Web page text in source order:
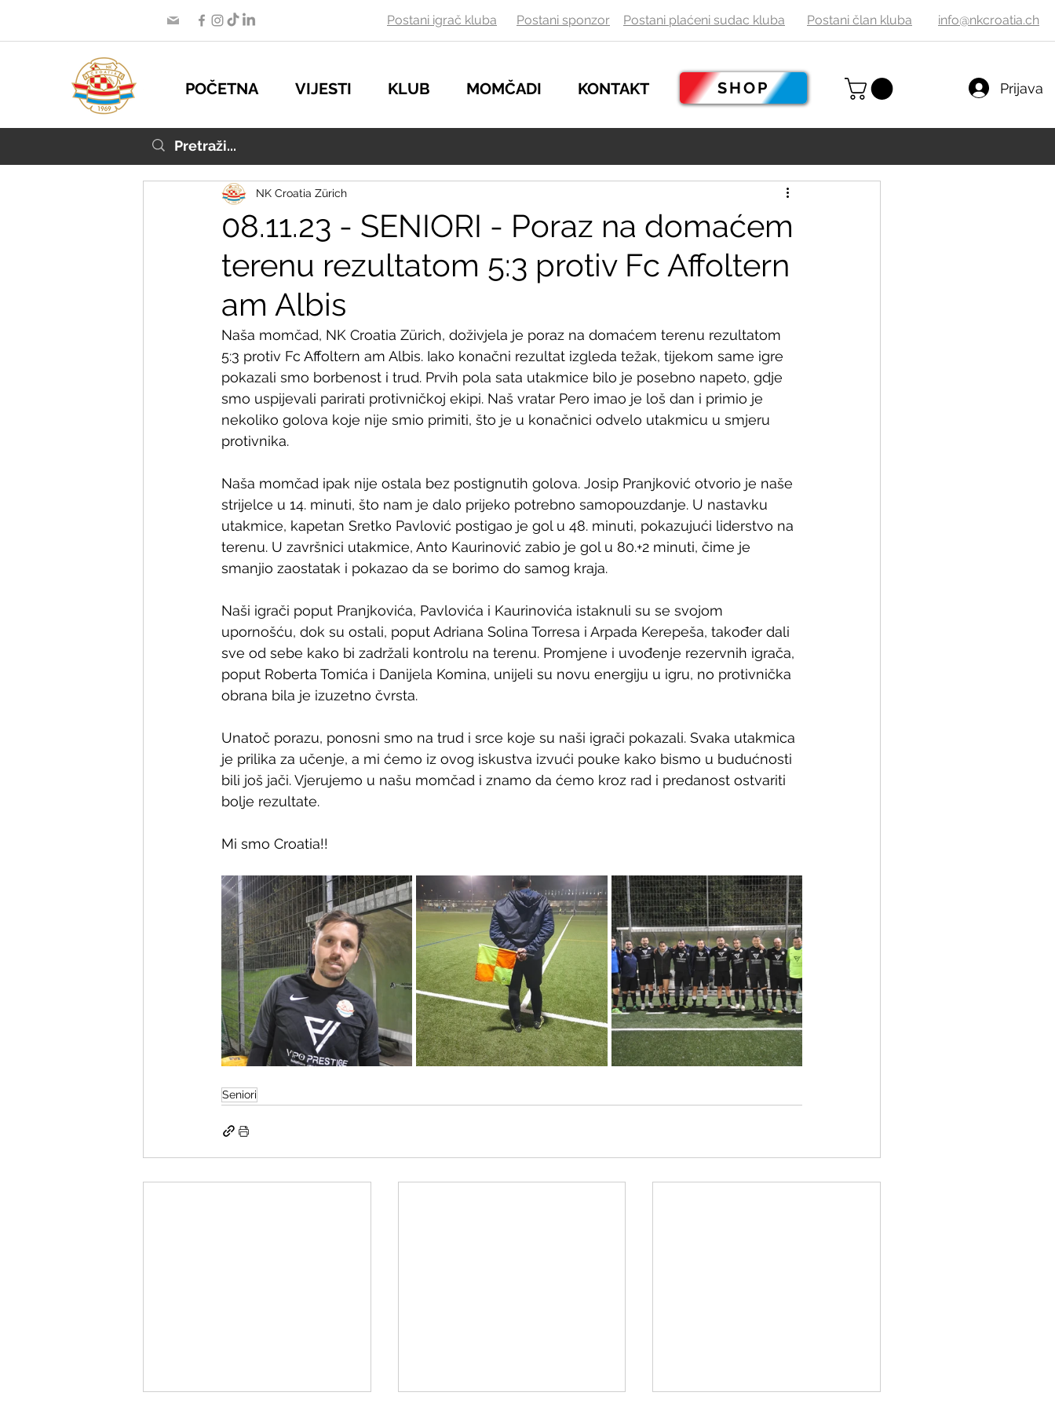
Postani igrač kluba Postani sponzor Postani plaćeni sudac kluba Postani član kluba info@nkcroatia.ch
POČETNA VIJESTI KLUB MOMČADI KONTAKT SHOP Prijava
08.11.23 - SENIORI - Poraz na domaćem
terenu rezultatom 5:3 protiv Fc Affoltern
am Albis
NK Croatia Zürich
Naša momčad, NK Croatia Zürich, doživjela je poraz na domaćem terenu rezultatom
5:3 protiv Fc Affoltern am Albis. Iako konačni rezultat izgleda težak, tijekom same igre
pokazali smo borbenost i trud. Prvih pola sata utakmice bilo je posebno napeto, gdje
smo uspijevali parirati protivničkoj ekipi. Naš vratar Pero imao je loš dan i primio je
nekoliko golova koje nije smio primiti, što je u konačnici odvelo utakmicu u smjeru
protivnika.
Naša momčad ipak nije ostala bez postignutih golova. Josip Pranjković otvorio je naše
strijelce u 14. minuti, što nam je dalo prijeko potrebno samopouzdanje. U nastavku
utakmice, kapetan Sretko Pavlović postigao je gol u 48. minuti, pokazujući liderstvo na
terenu. U završnici utakmice, Anto Kaurinović zabio je gol u 80.+2 minuti, čime je
smanjio zaostatak i pokazao da se borimo do samog kraja.
Naši igrači poput Pranjkovića, Pavlovića i Kaurinovića istaknuli su se svojom
upornošću, dok su ostali, poput Adriana Solina Torresa i Arpada Kerepeša, također dali
sve od sebe kako bi zadržali kontrolu na terenu. Promjene i uvođenje rezervnih igrača,
poput Roberta Tomića i Danijela Komina, unijeli su novu energiju u igru, no protivnička
obrana bila je izuzetno čvrsta.
Unatoč porazu, ponosni smo na trud i srce koje su naši igrači pokazali. Svaka utakmica
je prilika za učenje, a mi ćemo iz ovog iskustva izvući pouke kako bismo u budućnosti
bili još jači. Vjerujemo u našu momčad i znamo da ćemo kroz rad i predanost ostvariti
bolje rezultate.
Mi smo Croatia!!
Seniori